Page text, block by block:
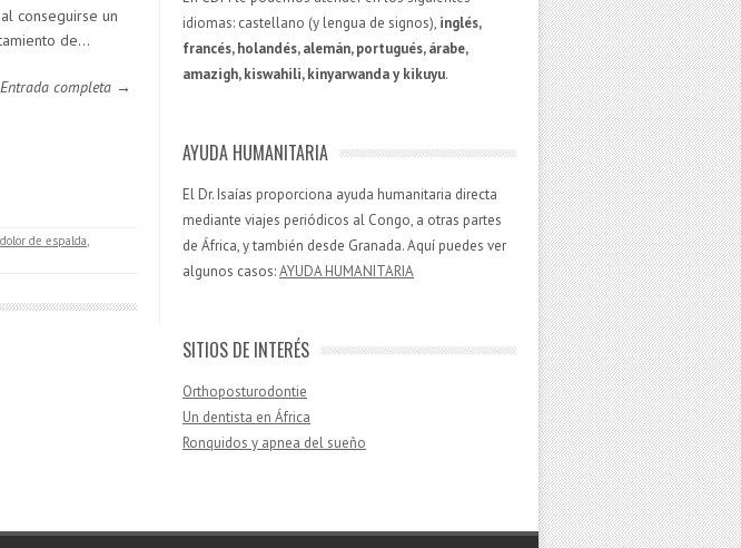
conseguirse un
de…
Entrada completa →
dolor de espalda,
idiomas: castellano (y lengua de signos), inglés,
francés, holandés, alemán, portugués, árabe,
amazigh, kiswahili, kinyarwanda y kikuyu.
AYUDA HUMANITARIA
El Dr. Isaías proporciona ayuda humanitaria directa
mediante viajes periódicos al Congo, a otras partes
de África, y también desde Granada. Aquí puedes ver
algunos casos:AYUDA HUMANITARIA
SITIOS DE INTERÉS
Orthoposturodontie
Un dentista en África
Ronquidos y apnea del sueño